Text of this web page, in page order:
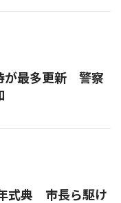
が最多更新 警察
式典 市長ら駆け